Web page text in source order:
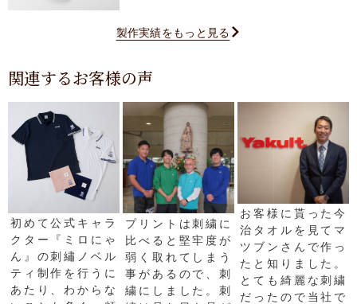
製作実績をもっと見る
関連するお客様の声
初めて公式キャラ
クター『ミロにゃ
ん』の刺繡ノベル
ティ制作を行うに
あたり、わからな
プリントは刺繍に
比べると堅牢度が
弱く取れてしまう
事があるので、刺
繍にしました。刺
お客様に貰った今
治タオルを見てマ
ツブンさんで作っ
たと知りました。
とても綺麗な刺繍
だったので当社で